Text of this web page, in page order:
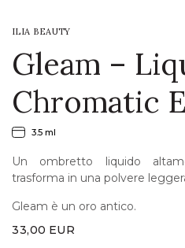
ILIA BEAUTY
Gleam –
Chromatic
3.5 ml
Un ombretto liquido
trasforma in una polvere
Gleam è un oro antico.
33,00 EUR